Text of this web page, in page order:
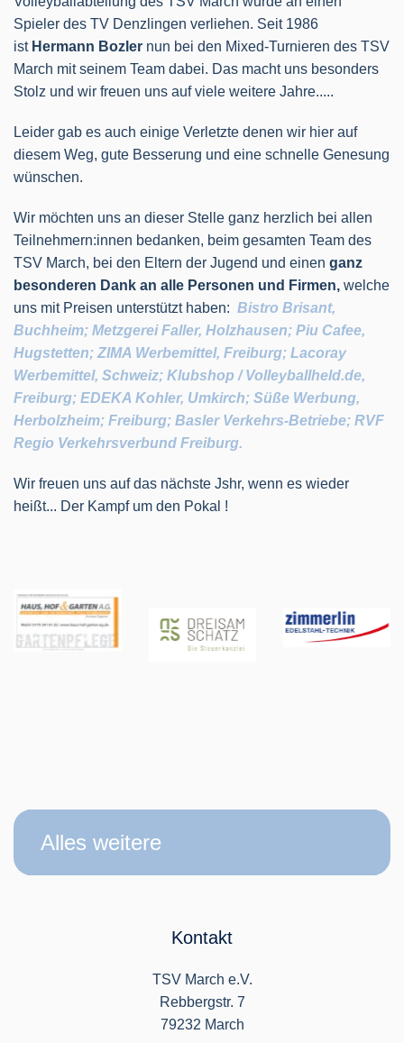
Spieler des TV Denzlingen verliehen. Seit 1986
ist Hermann Bozler nun bei den Mixed-Turnieren des TSV
March mit seinem Team dabei. Das macht uns besonders
Stolz und wir freuen uns auf viele weitere Jahre.....
Leider gab es auch einige Verletzte denen wir hier auf
diesem Weg, gute Besserung und eine schnelle Genesung
wünschen.
Wir möchten uns an dieser Stelle ganz herzlich bei allen
Teilnehmern:innen bedanken, beim gesamten Team des
TSV March, bei den Eltern der Jugend und einen ganz
besonderen Dank an alle Personen und Firmen, welche
uns mit Preisen unterstützt haben: Bistro Brisant,
Buchheim; Metzgerei Faller, Holzhausen; Piu Cafee,
Hugstetten; ZIMA Werbemittel, Freiburg; Lacoray
Werbemittel, Schweiz; Klubshop / Volleyballheld.de,
Freiburg; EDEKA Kohler, Umkirch; Süße Werbung,
Herbolzheim; Freiburg; Basler Verkehrs-Betriebe; RVF
Regio Verkehrsverbund Freiburg.
Wir freuen uns auf das nächste Jshr, wenn es wieder
heißt... Der Kampf um den Pokal !
Alles weitere
Kontakt
TSV March e.V.
Rebbergstr. 7
79232 March